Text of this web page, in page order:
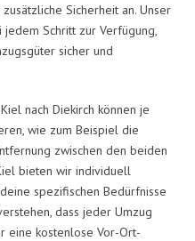
Sicherheit an. Unser
Schritt zur Verfügung,
sicher und
nach Diekirch können je
wie zum Beispiel die
zwischen den beiden
bieten wir individuell
spezifischen Bedürfnisse
dass jeder Umzug
eine kostenlose Vor-Ort-